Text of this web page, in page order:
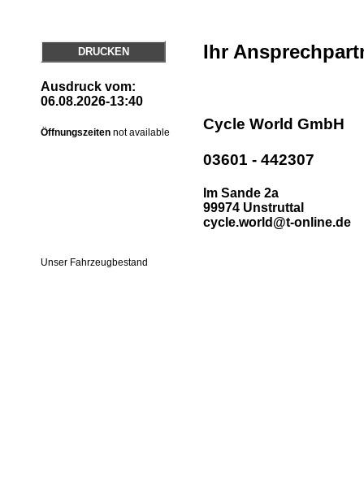
DRUCKEN
Ausdruck vom:
06.08.2026-13:40
Öffnungszeiten not available
Ihr
Cycle World GmbH
03601 - 442307
Im Sande 2a
99974 Unstruttal
cycle.world@t-online.de
Unser Fahrzeugbestand